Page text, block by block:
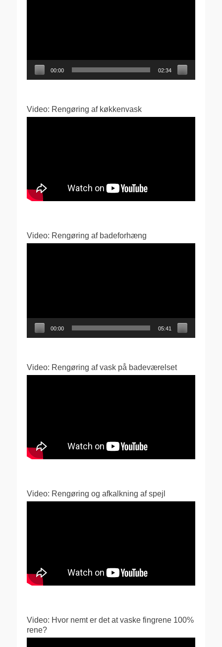
00:00 02:34
Video: Rengøring af køkkenvask
Video: Rengøring af badeforhæng
00:00 05:41
Video: Rengøring af vask på badeværelset
Video: Rengøring og afkalkning af spejl
Video: Hvor nemt er det at vaske fingrene 100%
rene?